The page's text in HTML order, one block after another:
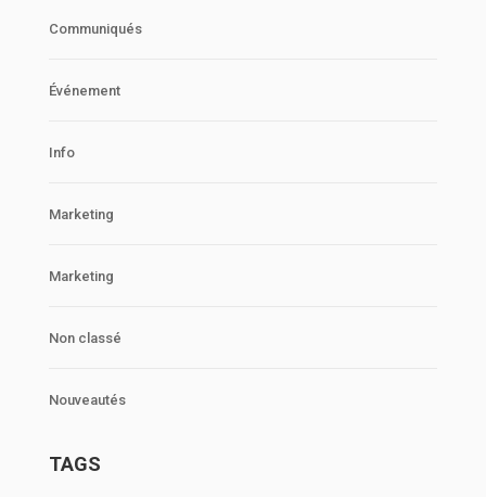
Communiqués
Événement
Info
Marketing
Marketing
Non classé
Nouveautés
TAGS